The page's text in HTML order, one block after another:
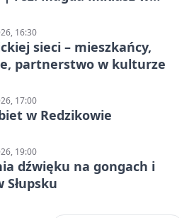
16:30
sieci – mieszkańcy,
partnerstwo w kulturze
17:00
w Redzikowie
19:00
dźwięku na gongach i
Słupsku